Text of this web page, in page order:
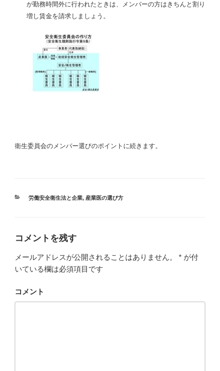
が勤務時間外に行われたときは、メンバーの方はきちんと割り
増し賃金を請求しましょう。
衛生委員会のメンバー選びのポイントに続きます。
カ
ー
労働安全衛生法と企業, 産業医の選び方
コメントを残す
メールアドレスが公開されることはありません。 * が付
いている欄は必須項目です
コメント